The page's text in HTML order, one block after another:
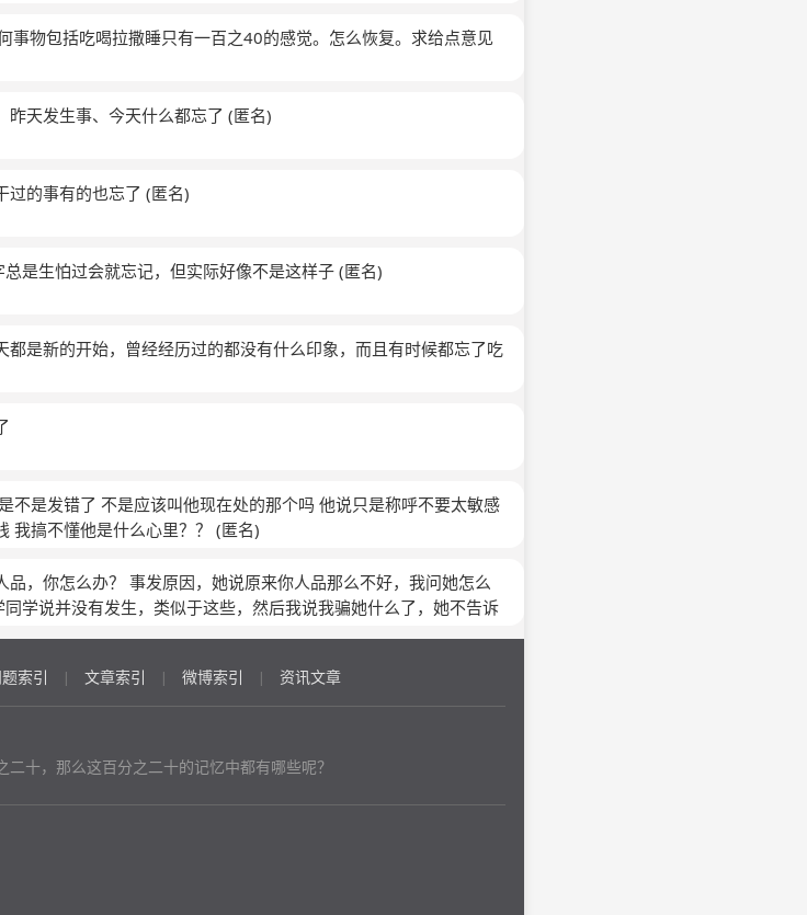
百分百对比的话，我只能记住百分之五，还有就是，昨天想起的
，尤其是昨天想起的事情，如果昨天不做的话，那今天就别指望能
事物包括吃喝拉撒睡只有一百之40的感觉。怎么恢复。求给点意见
昨天发生事、今天什么都忘了 (匿名)
过的事有的也忘了 (匿名)
是生怕过会就忘记，但实际好像不是这样子 (匿名)
是新的开始，曾经经历过的都没有什么印象，而且有时候都忘了吃
不是发错了 不是应该叫他现在处的那个吗 他说只是称呼不要太敏感
我搞不懂他是什么心里？？ (匿名)
，你怎么办？ 事发原因，她说原来你人品那么不好，我问她怎么
学说并没有发生，类似于这些，然后我说我骗她什么了，她不告诉
索引 | 文章索引 | 微博索引 | 资讯文章
十，那么这百分之二十的记忆中都有哪些呢？